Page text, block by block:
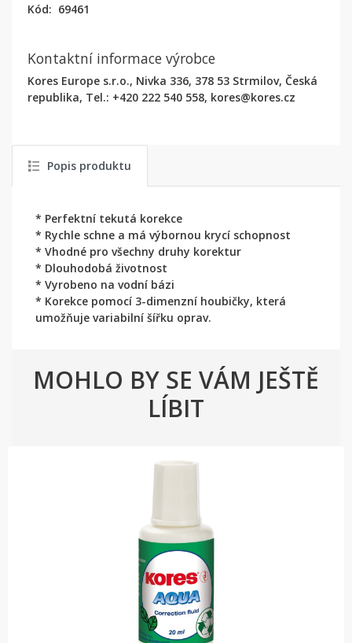
Kód: 69461
Kontaktní informace výrobce
Kores Europe s.r.o., Nivka 336, 378 53 Strmilov, Česká
republika, Tel.: +420 222 540 558, kores@kores.cz
Popis produktu
* Perfektní tekutá korekce
* Rychle schne a má výbornou krycí schopnost
* Vhodné pro všechny druhy korektur
* Dlouhodobá životnost
* Vyrobeno na vodní bázi
* Korekce pomocí 3-dimenzní houbičky, která
umožňuje variabilní šířku oprav.
MOHLO BY SE VÁM JEŠTĚ
LÍBIT